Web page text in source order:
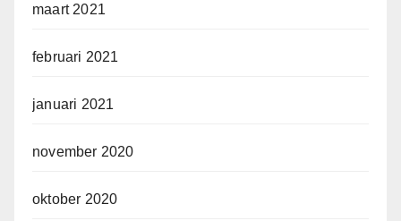
maart 2021
februari 2021
januari 2021
november 2020
oktober 2020